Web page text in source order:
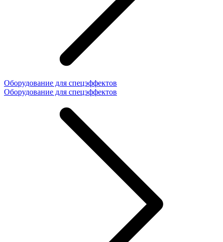
Оборудование для спецэффектов
Оборудование для спецэффектов